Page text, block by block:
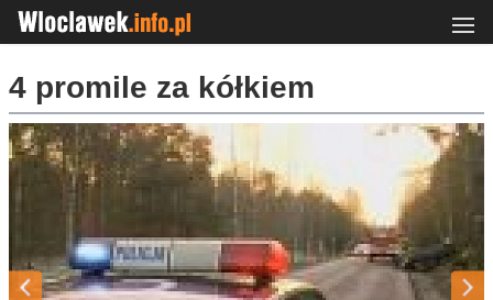
4 promile za kółkiem